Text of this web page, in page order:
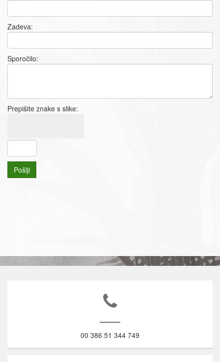
Zadeva:
Sporočilo:
Prepišite znake s slike:
Pošlji
00 386 51 344 749